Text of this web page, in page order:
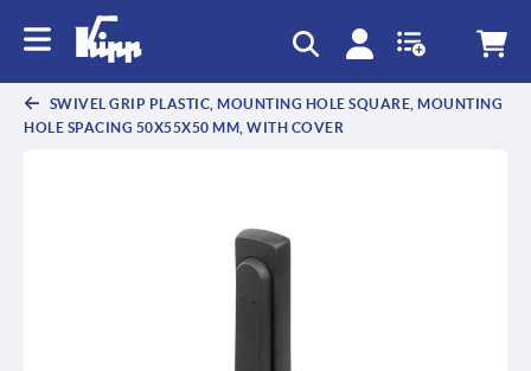
SWIVEL GRIP PLASTIC, MOUNTING HOLE SQUARE, MOUNTING
HOLE SPACING 50X55X50 MM, WITH COVER